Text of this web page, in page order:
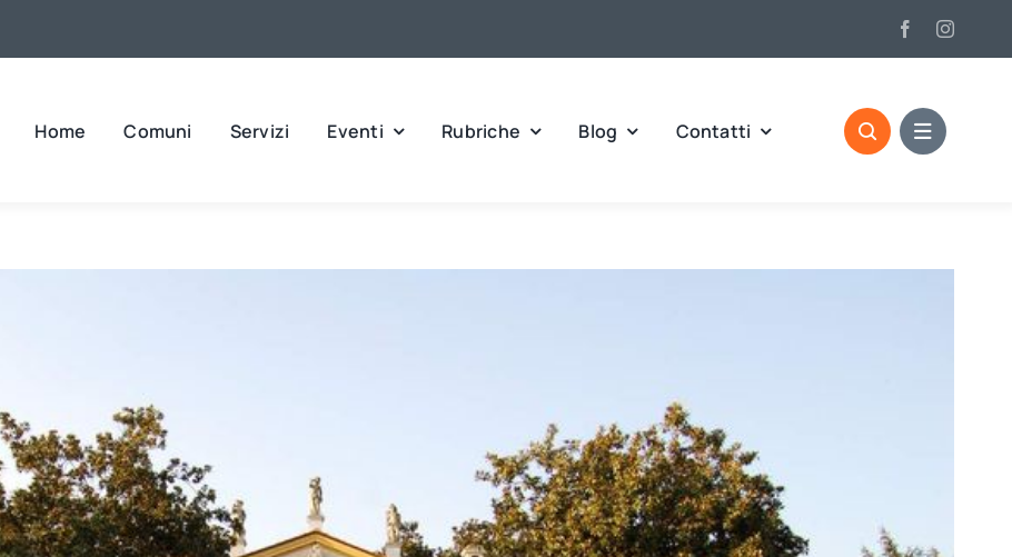
Home Comuni Servizi Eventi Rubriche Blog Contatti